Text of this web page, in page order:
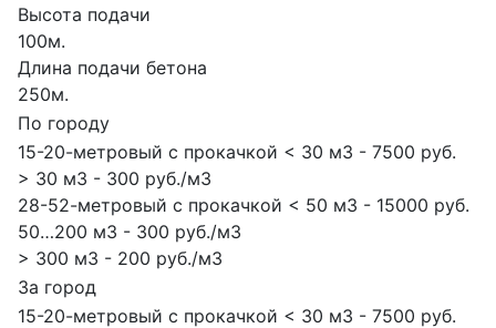
Высота подачи
100м.
Длина подачи бетона
250м.
По городу
15-20-метровый с прокачкой < 30 м3 - 7500 руб.
> 30 м3 - 300 руб./м3
28-52-метровый с прокачкой < 50 м3 - 15000 руб.
50…200 м3 - 300 руб./м3
> 300 м3 - 200 руб./м3
За город
15-20-метровый с прокачкой < 30 м3 - 7500 руб.